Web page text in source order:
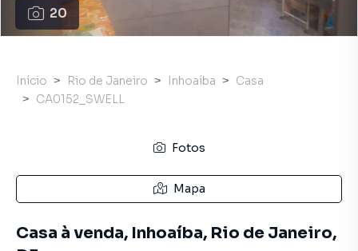
20
Início Rio de Janeiro Inhoaíba
Casa
CA0152_SWELL
Fotos
Mapa
Casa à venda, Inhoaíba, Rio de Janeiro,